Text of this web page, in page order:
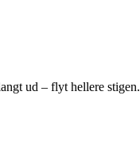
ud – flyt hellere stigen.